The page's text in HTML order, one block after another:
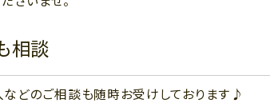
相談
などのご相談も随時お受けしております♪